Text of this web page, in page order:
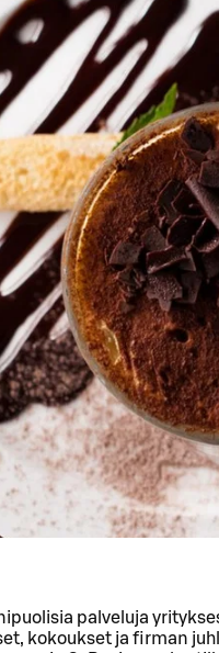
palveluja
kokoukset ja firman